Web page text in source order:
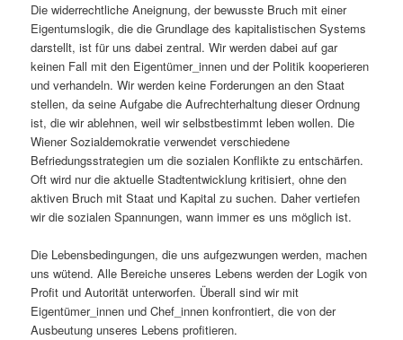
Die widerrechtliche Aneignung, der bewusste Bruch mit einer
Eigentumslogik, die die Grundlage des kapitalistischen Systems
darstellt, ist für uns dabei zentral. Wir werden dabei auf gar
keinen Fall mit den Eigentümer_innen und der Politik kooperieren
und verhandeln. Wir werden keine Forderungen an den Staat
stellen, da seine Aufgabe die Aufrechterhaltung dieser Ordnung
ist, die wir ablehnen, weil wir selbstbestimmt leben wollen. Die
Wiener Sozialdemokratie verwendet verschiedene
Befriedungsstrategien um die sozialen Konflikte zu entschärfen.
Oft wird nur die aktuelle Stadtentwicklung kritisiert, ohne den
aktiven Bruch mit Staat und Kapital zu suchen. Daher vertiefen
wir die sozialen Spannungen, wann immer es uns möglich ist.
Die Lebensbedingungen, die uns aufgezwungen werden, machen
uns wütend. Alle Bereiche unseres Lebens werden der Logik von
Profit und Autorität unterworfen. Überall sind wir mit
Eigentümer_innen und Chef_innen konfrontiert, die von der
Ausbeutung unseres Lebens profitieren.